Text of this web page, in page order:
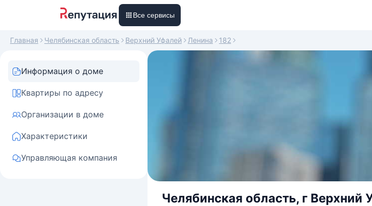
Все сервисы
Главная Челябинская область Верхний Уфалей Ленина 182
Информация о доме
Квартиры по адресу
Организации в доме
Характеристики
Управляющая компания
Челябинская область, г Верхний